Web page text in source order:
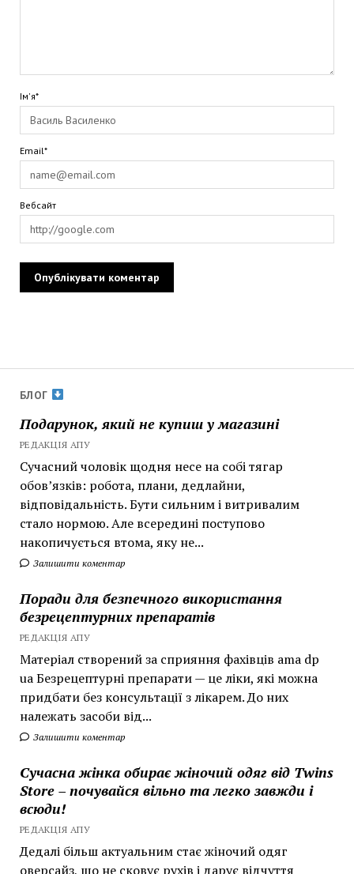
БЛОГ
Подарунок, який не купиш у магазині
РЕДАКЦІЯ АПУ
Сучасний чоловік щодня несе на собі тягар
обов’язків: робота, плани, дедлайни,
відповідальність. Бути сильним і витривалим
стало нормою. Але всередині поступово
накопичується втома, яку не...
Залишити коментар
Поради для безпечного використання
безрецептурних препаратів
РЕДАКЦІЯ АПУ
Матеріал створений за сприяння фахівців ama dp
ua Безрецептурні препарати — це ліки, які можна
придбати без консультації з лікарем. До них
належать засоби від...
Залишити коментар
Сучасна жінка обирає жіночий одяг від Twins
Store – почувайся вільно та легко завжди і
всюди!
РЕДАКЦІЯ АПУ
Дедалі більш актуальним стає жіночий одяг
оверсайз, що не сковує рухів і дарує відчуття
Ім'я*
Email*
Вебсайт